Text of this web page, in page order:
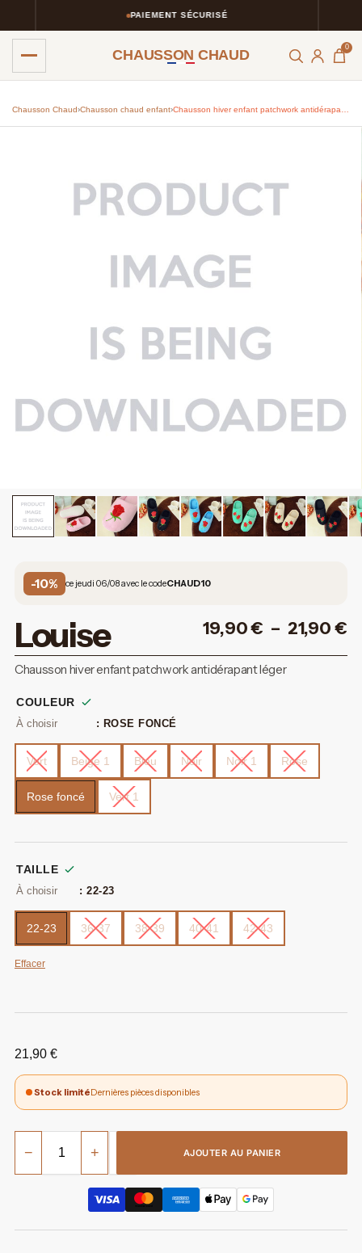
PAIEMENT SÉCURISÉ
CHAUSSON CHAUD 0
Chausson Chaud›Chausson chaud enfant​›
-10% ce jeudi 06/08 avec le codeCHAUD10
Louise 19,90€ – 21,90€
Chausson hiver enfant patchwork antidérapant léger
COULEUR
: ROSE FONCÉ
Vert Beige 1 Bleu Noir Noir 1 Rose
Rose foncé Vert 1
TAILLE
: 22-23
22-23 36-37 38-39 40-41 42-43
Effacer
21,90 €
Stock limitéDernières pièces disponibles
− + AJOUTER AU PANIER